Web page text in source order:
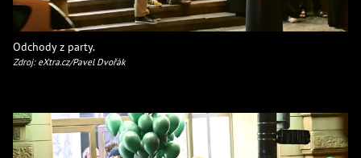
Odchody z party.
Zdroj: eXtra.cz/Pavel Dvořák